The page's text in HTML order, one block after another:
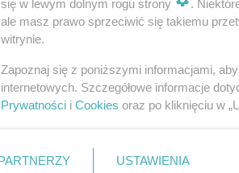
wolnych chwilach maluje ponadto
odbyły się jej trzy
malarstwem aborygeńskim
wigilijnych na przykładzie
się w lewym dolnym rogu strony
.
ale masz prawo sprzeciwić się takiemu
witrynie.
Zapoznaj się z poniższymi informacjami,
internetowych. Szczegółowe informacje
Prywatności i Cookies oraz po kliknięciu w
USTAWIENIA